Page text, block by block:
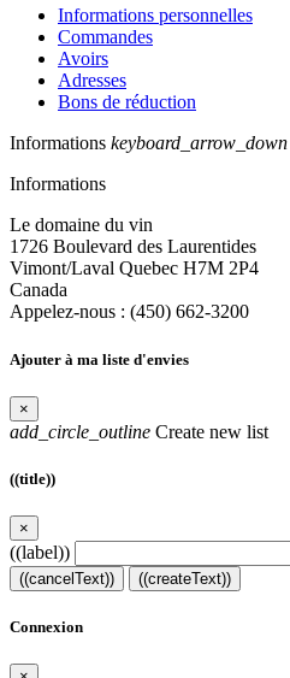
Informations personnelles
Commandes
Avoirs
Adresses
Bons de réduction
Informations keyboard_arrow_down
Informations
Le domaine du vin
1726 Boulevard des Laurentides
Vimont/Laval Quebec H7M 2P4
Canada
Appelez-nous : (450) 662-3200
Ajouter à ma liste d'envies
×
add_circle_outline Create new list
((title))
×
((label))
((cancelText)) ((createText))
Connexion